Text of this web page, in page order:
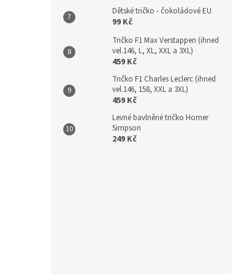
Dětské tričko - čokoládové EU
99 Kč
Tričko F1 Max Verstappen (ihned
vel.146, L, XL, XXL a 3XL)
459 Kč
Tričko F1 Charles Leclerc (ihned
vel.146, 158, XXL a 3XL)
459 Kč
Levné bavlněné tričko Homer
Simpson
249 Kč